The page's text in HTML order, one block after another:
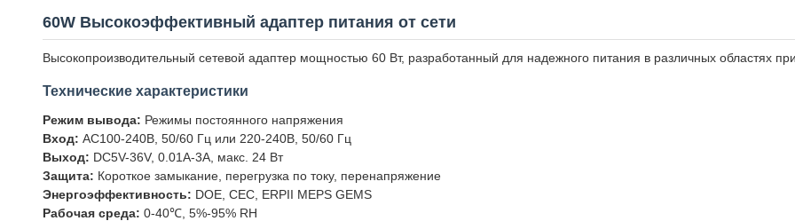
60W Высокоэффективный адаптер питания от сети
Высокопроизводительный сетевой адаптер мощностью 60 Вт, разработанный для надежного питания в различных областях
Технические характеристики
Режим вывода: Режимы постоянного напряжения
Вход: AC100-240В, 50/60 Гц или 220-240В, 50/60 Гц
Выход: DC5V-36V, 0.01A-3A, макс. 24 Вт
Защита: Короткое замыкание, перегрузка по току, перенапряжение
Энергоэффективность: DOE, CEC, ERPII MEPS GEMS
Рабочая среда: 0-40℃, 5%-95% RH